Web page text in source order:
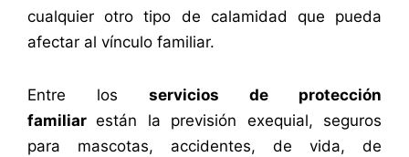
cualquier otro tipo de calamidad que pueda
afectar al vínculo familiar.
Entre los servicios de protección
familiarestán la previsión exequial, seguros
para mascotas, accidentes, de vida, de